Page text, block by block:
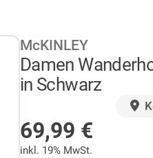
McKINLEY
Damen
in Schwarz
69,99 €
inkl. 19% MwSt.